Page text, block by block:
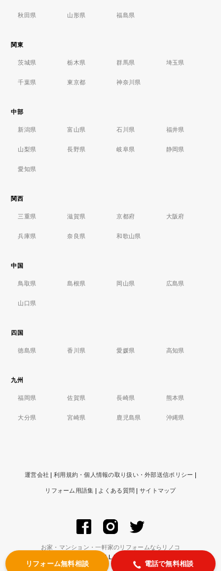
リフォーム無料相談 電話で無料相談
秋田県 山形県 福島県
関東
茨城県 栃木県 群馬県 埼玉県
千葉県 東京都 神奈川県
中部
新潟県 富山県 石川県 福井県
山梨県 長野県 岐阜県 静岡県
愛知県
関西
三重県 滋賀県 京都府 大阪府
兵庫県 奈良県 和歌山県
中国
鳥取県 島根県 岡山県 広島県
山口県
四国
徳島県 香川県 愛媛県 高知県
九州
福岡県 佐賀県 長崎県 熊本県
大分県 宮崎県 鹿児島県 沖縄県
運営会社 利用規約・個人情報の取り扱い・外部送信ポリシー
リフォーム用語集 よくある質問 サイトマップ
お家・マンション・一軒家のリフォームならリノコ
© ZIGExN Co., Ltd. ALL RIGHTS RESERVED.